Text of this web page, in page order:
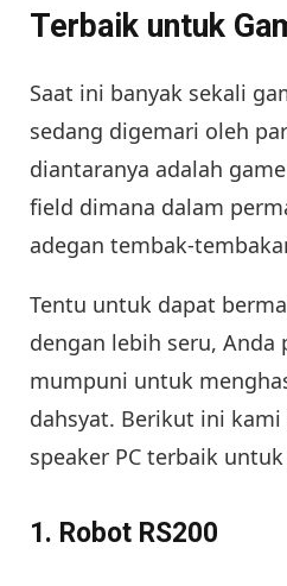
Terbaik untuk
Saat ini banyak sekali
sedang digemari oleh
diantaranya adalah
field dimana dalam
adegan tembak-
Tentu untuk dapat
dengan lebih seru, Anda
mumpuni untuk
dahsyat. Berikut ini
speaker PC terbaik
1. Robot RS200